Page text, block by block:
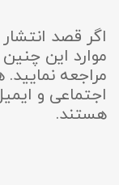
اگر قصد
موارد این
مراجعه
اجتماعی و
هستند.